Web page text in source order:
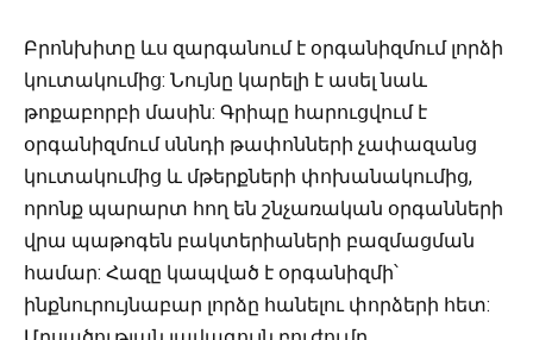
Բրոնխիտը ևս զարգանում է օրգանիզմում լորձի
կուտակումից: Նույնը կարելի է ասել նաև
թոքաբորբի մասին: Գրիպը հարուցվում է
օրգանիզմում սննդի թափոնների չափազանց
կուտակումից և մթերքների փոխանակումից,
որոնք պարարտ հող են շնչառական օրգանների
վրա պաթոգեն բակտերիաների բազմացման
համար: Հազը կապված է օրգանիզմի՝
ինքնուրույնաբար լորձը հանելու փորձերի հետ: